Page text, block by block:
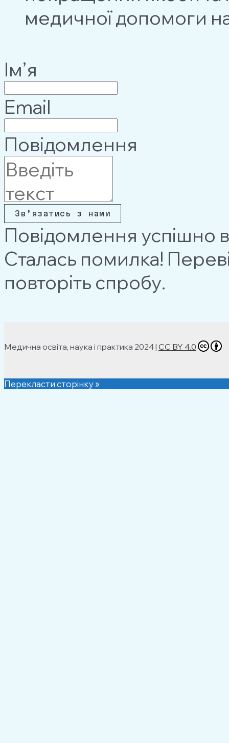
медичної допомоги
Ім’я
Email
Повідомлення
Зв’язатись з нами
Повідомлення успішно
Сталась помилка!
повторіть спробу.
Медична освіта, наука і практика 2024 | CC BY 4.0
Перекласти сторінку »